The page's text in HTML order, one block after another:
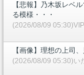
【悲報】乃木坂レベ
る模様・・・
(2026/08/09
【画像】理想の上司
(2026/08/09 05:30)い